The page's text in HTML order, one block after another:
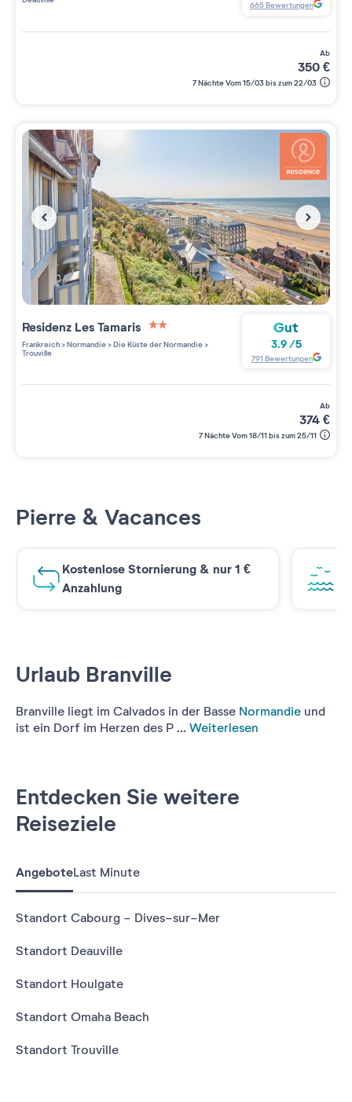
Urlaub Branville
Branville liegt im Calvados in der Basse Normandie und
ist ein Dorf im Herzen des P ... Weiterlesen
665Bewertungen
ab
350€
7 Nächte Vom 15/03 bis zum 22/03
Residenz Les Tamaris
2 étoiles sur 5
Frankreich>Normandie>Die Küste der Normandie>
Trouville
Gut
3.9/5
791 Bewertungen
ab
374€
7 Nächte Vom 18/11 bis zum 25/11
Pierre & Vacances
Kostenlose Stornierung & nur 1 €
Anzahlung
Entdecken Sie weitere
Reiseziele
AngeboteLast Minute
Standort Cabourg - Dives-sur-Mer
Standort Deauville
Standort Houlgate
Standort Omaha Beach
Standort Trouville